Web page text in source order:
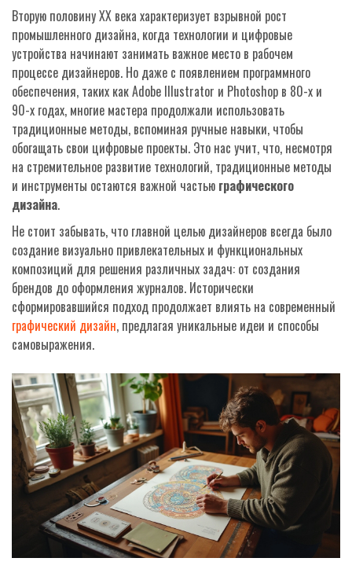
Вторую половину XX века характеризует взрывной рост
промышленного дизайна, когда технологии и цифровые
устройства начинают занимать важное место в рабочем
процессе дизайнеров. Но даже с появлением программного
обеспечения, таких как Adobe Illustrator и Photoshop в 80-х и
90-х годах, многие мастера продолжали использовать
традиционные методы, вспоминая ручные навыки, чтобы
обогащать свои цифровые проекты. Это нас учит, что, несмотря
на стремительное развитие технологий, традиционные методы
и инструменты остаются важной частью графического
дизайна.
Не стоит забывать, что главной целью дизайнеров всегда было
создание визуально привлекательных и функциональных
композиций для решения различных задач: от создания
брендов до оформления журналов. Исторически
сформировавшийся подход продолжает влиять на современный
графический дизайн, предлагая уникальные идеи и способы
самовыражения.